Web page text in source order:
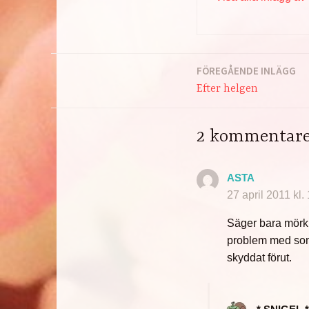
FÖREGÅENDE INLÄGG
Efter helgen
2
ASTA
27 april 2011 kl.
Säger bara
problem med
skyddat förut.